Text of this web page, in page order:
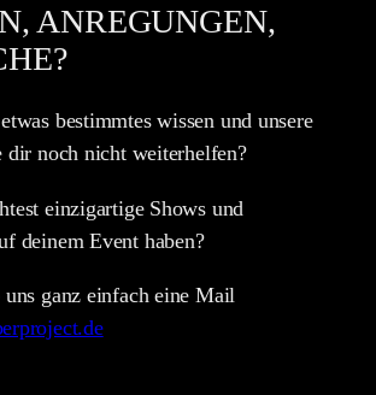
ANREGUNGEN,
bestimmtes wissen und unsere
dir noch nicht weiterhelfen?
einzigartige Shows und
deinem Event haben?
ganz einfach eine Mail